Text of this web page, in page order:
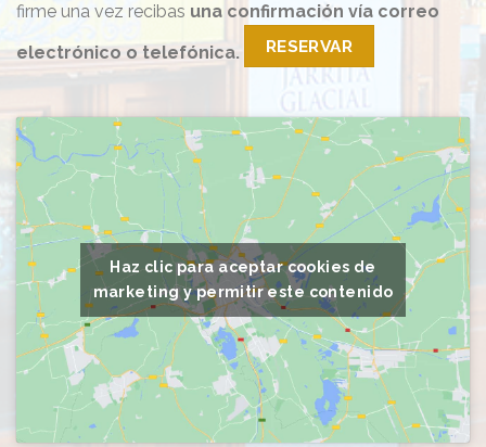
Haz clic para aceptar cookies de
marketing y permitir este contenido
firme una vez recibas una confirmación vía correo
electrónico o telefónica. RESERVAR